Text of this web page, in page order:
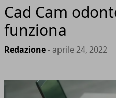
Cad Cam
funziona
Redazione- aprile 24, 2022